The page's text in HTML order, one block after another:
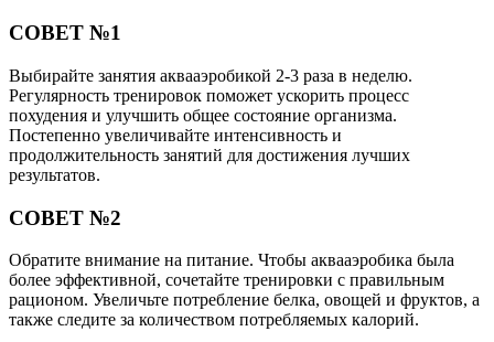
СОВЕТ №1
Выбирайте занятия аквааэробикой 2-3 раза в неделю.
Регулярность тренировок поможет ускорить процесс
похудения и улучшить общее состояние организма.
Постепенно увеличивайте интенсивность и
продолжительность занятий для достижения лучших
результатов.
СОВЕТ №2
Обратите внимание на питание. Чтобы аквааэробика была
более эффективной, сочетайте тренировки с правильным
рационом. Увеличьте потребление белка, овощей и фруктов, а
также следите за количеством потребляемых калорий.